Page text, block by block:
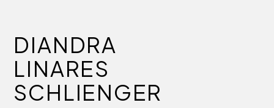
DIANDRA
LINARES
SCHLIENGER